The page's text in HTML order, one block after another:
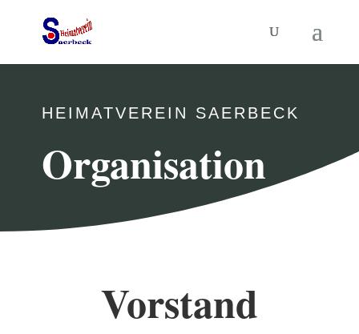
HEIMATVEREIN SAERBECK
Organisation
Vorstand